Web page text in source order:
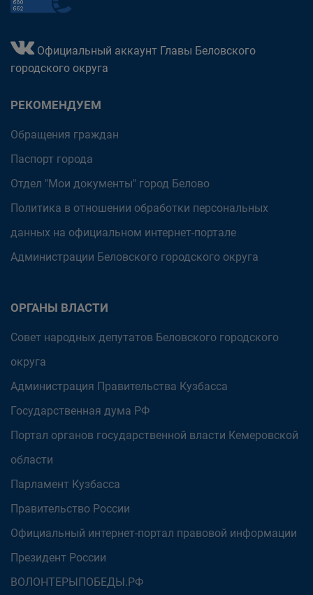
Официальный аккаунт Главы Беловского
городского округа
РЕКОМЕНДУЕМ
Обращения граждан
Паспорт города
Отдел "Мои документы" город Белово
Политика в отношении обработки персональных
данных на официальном интернет-портале
Администрации Беловского городского округа
ОРГАНЫ ВЛАСТИ
Совет народных депутатов Беловского городского
округа
Администрация Правительства Кузбасса
Государственная дума РФ
Портал органов государственной власти Кемеровской
области
Парламент Кузбасса
Правительство России
Официальный интернет-портал правовой информации
Президент России
ВОЛОНТЕРЫПОБЕДЫ.РФ